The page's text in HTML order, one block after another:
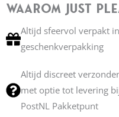
Gevangen in het web
plezier! Een subliem
door zilver en
Nodig je vingers uit in
sieraad om het object
bezwijk voor de magie
Waarom Just
Altijd sfeervol verpakt in
geschenkverpakking
Altijd discreet
met optie tot levering
PostNL Pakketpunt